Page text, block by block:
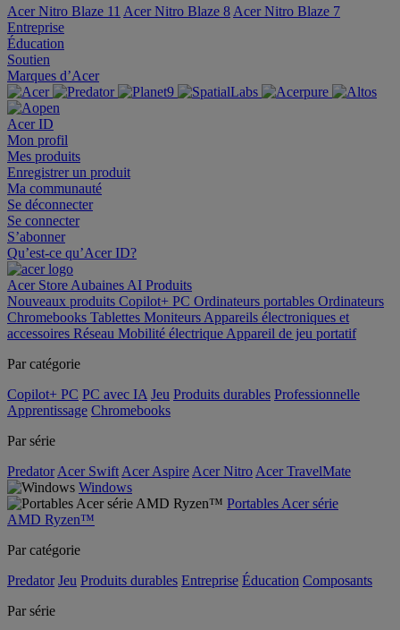
Acer Nitro Blaze 11 Acer Nitro Blaze 8 Acer Nitro Blaze 7
Entreprise
Éducation
Soutien
Marques d’Acer
Acer ID
Mon profil
Mes produits
Enregistrer un produit
Ma communauté
Se déconnecter
Se connecter
S’abonner
Qu’est-ce qu’Acer ID?
Acer Store Aubaines AI Produits
Nouveaux produits Copilot+ PC Ordinateurs portables Ordinateurs
Chromebooks Tablettes Moniteurs Appareils électroniques et
accessoires Réseau Mobilité électrique Appareil de jeu portatif
Par catégorie
Copilot+ PC PC avec IA Jeu Produits durables Professionnelle
Apprentissage Chromebooks
Par série
Predator Acer Swift Acer Aspire Acer Nitro Acer TravelMate
Windows
Portables Acer série
AMD Ryzen™
Par catégorie
Predator Jeu Produits durables Entreprise Éducation Composants
Par série